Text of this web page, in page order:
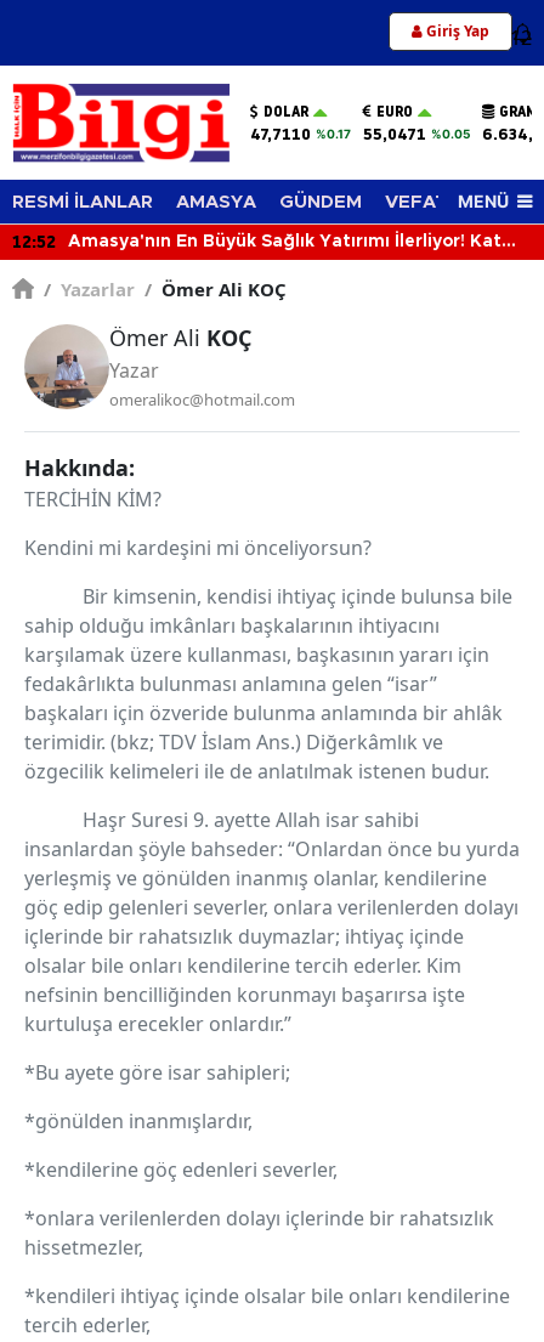
Giriş Yap 12
DOLAR
47,7110 %0.17
EURO
55,0471 %0.05
RESMİ İLANLAR AMASYA GÜNDEM VEFAT EDENLER
MENÜ
12:52
Amasya'nın En Büyük Sağlık Yatırımı İlerliyor! Kat
/ Yazarlar / Ömer Ali KOÇ
Ömer Ali KOÇ
Yazar
omeralikoc@hotmail.com
Hakkında:
TERCİHİN KİM?
Kendini mi kardeşini mi önceliyorsun?
Bir kimsenin, kendisi ihtiyaç içinde bulunsa bile
sahip olduğu imkânları başkalarının ihtiyacını
karşılamak üzere kullanması, başkasının yararı için
fedakârlıkta bulunması anlamına gelen “isar”
başkaları için özveride bulunma anlamında bir ahlâk
terimidir. (bkz; TDV İslam Ans.) Diğerkâmlık ve
özgecilik kelimeleri ile de anlatılmak istenen budur.
Haşr Suresi 9. ayette Allah isar sahibi
insanlardan şöyle bahseder: “Onlardan önce bu yurda
yerleşmiş ve gönülden inanmış olanlar, kendilerine
göç edip gelenleri severler, onlara verilenlerden dolayı
içlerinde bir rahatsızlık duymazlar; ihtiyaç içinde
olsalar bile onları kendilerine tercih ederler. Kim
nefsinin bencilliğinden korunmayı başarırsa işte
kurtuluşa erecekler onlardır.”
*Bu ayete göre isar sahipleri;
*gönülden inanmışlardır,
*kendilerine göç edenleri severler,
*onlara verilenlerden dolayı içlerinde bir rahatsızlık
hissetmezler,
*kendileri ihtiyaç içinde olsalar bile onları kendilerine
tercih ederler,